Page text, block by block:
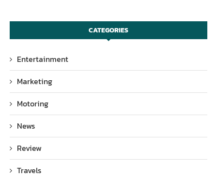
CATEGORIES
Entertainment
Marketing
Motoring
News
Review
Travels